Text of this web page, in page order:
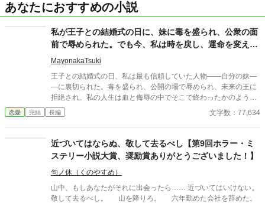
あなたにおすすめの小説
私が王子との結婚式の日に、妹に毒を盛られ、公衆の面
前で辱められた。でも今、私は時を戻し、運命を変えに
来た。
MayonakaTsuki
王子との結婚式の日、私は最も信頼していた人物――自分の妹―
―に裏切られた。毒を盛られ、公開の場で辱められ、未来の王に
拒絶され、私の人生は血と侮辱の中でそこで終わったかのように
思えた。しかし、死が私を迎えたとき、不可能なことが起きた―
―私は同じ回廊で、祭壇の前で目を覚まし、あらゆる涙、嘘、そ
得た私は、ただ一つの使命を持つ――真実を突き止め、奪われた
ものを取り戻し、私を破滅させた者たちにその代償を払わせる。
もはや、何も以前のままではない。何も許されない。
恋愛 完結 長編 文字数：77,634
近づいてはならぬ、敬して去るべし【第9回ホラー・ミ
ステリー小説大賞、奨励賞ありがとうございました！】
句ノ休（くのやすめ）
山中、もしあなたがそれに出会ったら…… 近づいてはいけない。
敬して去るべし。 山を降りろ。 六年勤めた会社を辞めた。